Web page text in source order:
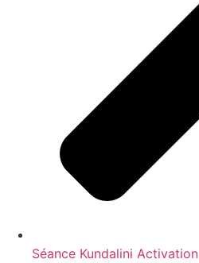
Séance Kundalini Activation